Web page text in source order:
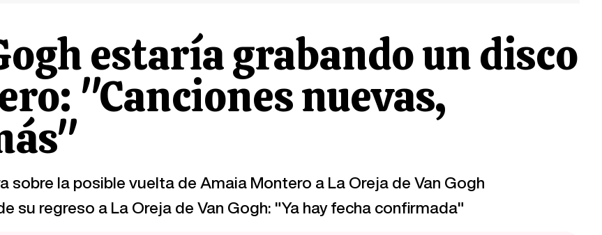
estaría grabando un disco
"Canciones nuevas,
sobre la posible vuelta de Amaia Montero a La Oreja de Van Gogh
su regreso a La Oreja de Van Gogh: "Ya hay fecha confirmada"